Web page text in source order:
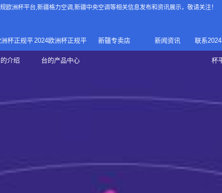
欧洲杯平台,新疆格力空调,新疆中央空调等相关信息发布和资讯展示，敬请关注！
杯正规平
介绍
正规欧洲
2024欧洲杯正规平
台的产品中心
家庭中央空调
家用空调
新疆专卖店 新闻资讯 联系
杯